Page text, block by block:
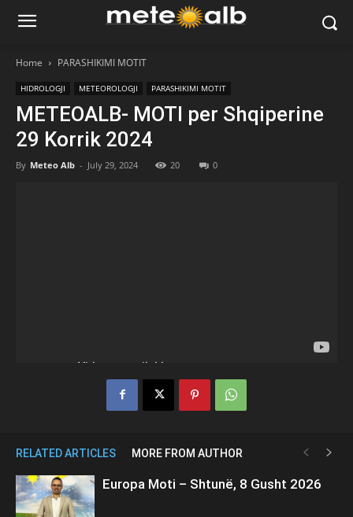
Home PARASHIKIMI MOTIT
HIDROLOGJI METEOROLOGJI PARASHIKIMI MOTIT
METEOALB- MOTI per Shqiperine
29 Korrik 2024
By Meteo Alb - July 29, 2024 20 0
RELATED ARTICLES MORE FROM AUTHOR
Europa Moti – Shtunë, 8 Gusht 2026